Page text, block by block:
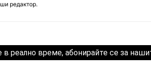
редактор.
реално време, абонирайте се за